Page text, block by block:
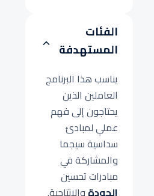
الفئات
المستهدفة
يناسب هذا البرنامج
العاملين الذين
يحتاجون إلى فهم
عملي لمبادئ
سداسية سيجما
والمشاركة في
مبادرات تحسين
الجودة والإنتاجية.